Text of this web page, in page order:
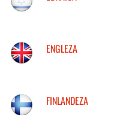
ENGLEZA
FINLANDEZA